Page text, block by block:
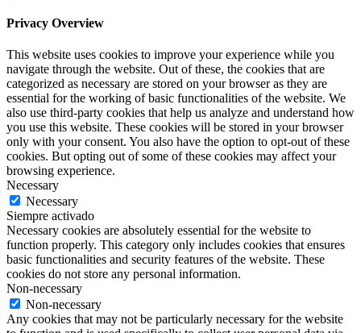
Privacy Overview
This website uses cookies to improve your experience while you
navigate through the website. Out of these, the cookies that are
categorized as necessary are stored on your browser as they are
essential for the working of basic functionalities of the website. We
also use third-party cookies that help us analyze and understand how
you use this website. These cookies will be stored in your browser
only with your consent. You also have the option to opt-out of these
cookies. But opting out of some of these cookies may affect your
browsing experience.
Necessary
Necessary
Siempre activado
Necessary cookies are absolutely essential for the website to
function properly. This category only includes cookies that ensures
basic functionalities and security features of the website. These
cookies do not store any personal information.
Non-necessary
Non-necessary
Any cookies that may not be particularly necessary for the website